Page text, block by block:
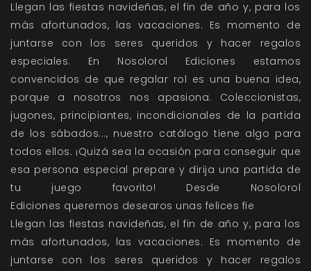
Llegan las fiestas navideñas, el fin de año y, para los
más afortunados, las vacaciones. Es momento de
juntarse con los seres queridos y hacer regalos
especiales. En Nosolorol Ediciones estamos
convencidos de que regalar rol es una buena idea,
porque a nosotros nos apasiona. Coleccionistas,
jugones, principiantes, incondicionales de la partida
de los sábados..., nuestro catálogo tiene algo para
todos ellos. ¡Quizá sea la ocasión para conseguir que
esa persona especial prepare y dirija una partida de
tu juego favorito! Desde Nosolorol
Ediciones queremos desearos unas felices fie
Llegan las fiestas navideñas, el fin de año y, para los
más afortunados, las vacaciones. Es momento de
juntarse con los seres queridos y hacer regalos